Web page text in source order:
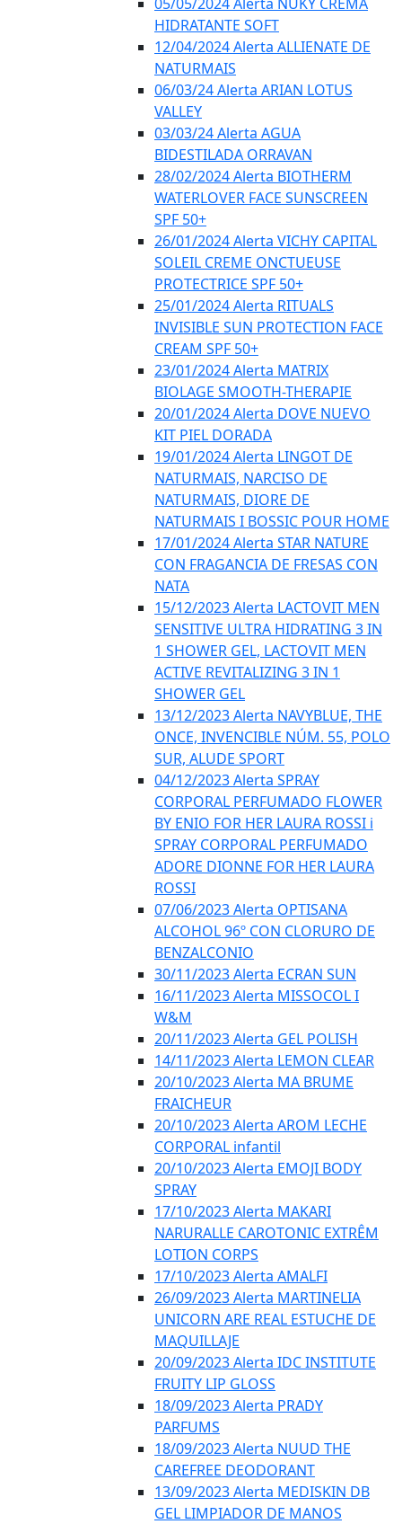
HIDRATANTE SOFT
12/04/2024 Alerta ALLIENATE DE
NATURMAIS
06/03/24 Alerta ARIAN LOTUS
VALLEY
03/03/24 Alerta AGUA
BIDESTILADA ORRAVAN
28/02/2024 Alerta BIOTHERM
WATERLOVER FACE SUNSCREEN
SPF 50+
26/01/2024 Alerta VICHY CAPITAL
SOLEIL CREME ONCTUEUSE
PROTECTRICE SPF 50+
25/01/2024 Alerta RITUALS
INVISIBLE SUN PROTECTION FACE
CREAM SPF 50+
23/01/2024 Alerta MATRIX
BIOLAGE SMOOTH-THERAPIE
20/01/2024 Alerta DOVE NUEVO
KIT PIEL DORADA
19/01/2024 Alerta LINGOT DE
NATURMAIS, NARCISO DE
NATURMAIS, DIORE DE
NATURMAIS I BOSSIC POUR HOME
17/01/2024 Alerta STAR NATURE
CON FRAGANCIA DE FRESAS CON
NATA
15/12/2023 Alerta LACTOVIT MEN
SENSITIVE ULTRA HIDRATING 3 IN
1 SHOWER GEL, LACTOVIT MEN
ACTIVE REVITALIZING 3 IN 1
SHOWER GEL
13/12/2023 Alerta NAVYBLUE, THE
ONCE, INVENCIBLE NÚM. 55, POLO
SUR, ALUDE SPORT
04/12/2023 Alerta SPRAY
CORPORAL PERFUMADO FLOWER
BY ENIO FOR HER LAURA ROSSI i
SPRAY CORPORAL PERFUMADO
ADORE DIONNE FOR HER LAURA
ROSSI
07/06/2023 Alerta OPTISANA
ALCOHOL 96º CON CLORURO DE
BENZALCONIO
30/11/2023 Alerta ECRAN SUN
16/11/2023 Alerta MISSOCOL I
W&M
20/11/2023 Alerta GEL POLISH
14/11/2023 Alerta LEMON CLEAR
20/10/2023 Alerta MA BRUME
FRAICHEUR
20/10/2023 Alerta AROM LECHE
CORPORAL infantil
20/10/2023 Alerta EMOJI BODY
SPRAY
17/10/2023 Alerta MAKARI
NARURALLE CAROTONIC EXTRÊM
LOTION CORPS
17/10/2023 Alerta AMALFI
26/09/2023 Alerta MARTINELIA
UNICORN ARE REAL ESTUCHE DE
MAQUILLAJE
20/09/2023 Alerta IDC INSTITUTE
FRUITY LIP GLOSS
18/09/2023 Alerta PRADY
PARFUMS
18/09/2023 Alerta NUUD THE
CAREFREE DEODORANT
13/09/2023 Alerta MEDISKIN DB
GEL LIMPIADOR DE MANOS